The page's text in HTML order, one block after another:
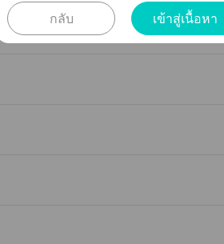
กลับ เข้าสู่เนื้อหา